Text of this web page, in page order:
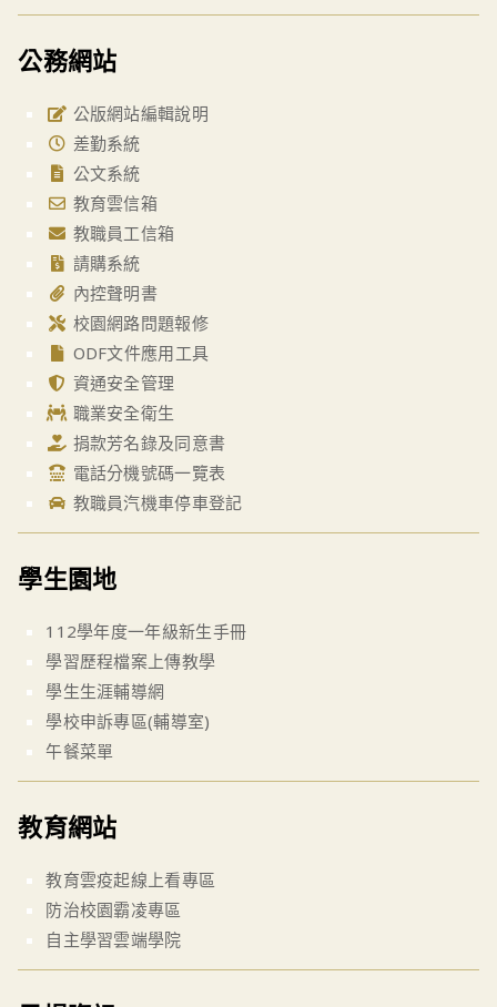
公務網站
公版網站編輯說明
差勤系統
公文系統
教育雲信箱
教職員工信箱
請購系統
內控聲明書
校園網路問題報修
ODF文件應用工具
資通安全管理
職業安全衛生
捐款芳名錄及同意書
電話分機號碼一覽表
教職員汽機車停車登記
學生園地
112學年度一年級新生手冊
學習歷程檔案上傳教學
學生生涯輔導網
學校申訴專區(輔導室)
午餐菜單
教育網站
教育雲疫起線上看專區
防治校園霸凌專區
自主學習雲端學院